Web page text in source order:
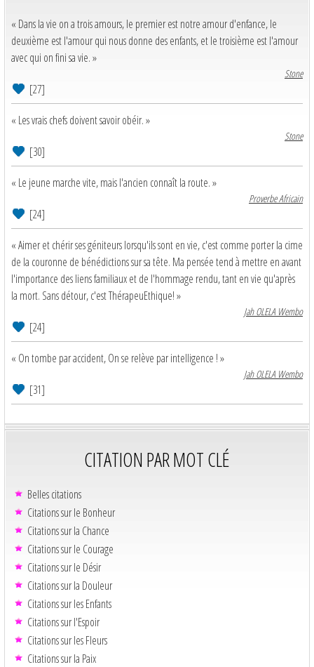
« Dans la vie on a trois amours, le premier est notre amour d'enfance, le
deuxième est l'amour qui nous donne des enfants, et le troisième est l'amour
avec qui on fini sa vie. »
Stone
[27]
« Les vrais chefs doivent savoir obéir. »
Stone
[30]
« Le jeune marche vite, mais l'ancien connaît la route. »
Proverbe Africain
[24]
« Aimer et chérir ses géniteurs lorsqu'ils sont en vie, c'est comme porter la cime
de la couronne de bénédictions sur sa tête. Ma pensée tend à mettre en avant
l'importance des liens familiaux et de l'hommage rendu, tant en vie qu'après
la mort. Sans détour, c'est ThérapeuEthique! »
Jah OLELA Wembo
[24]
« On tombe par accident, On se relève par intelligence ! »
Jah OLELA Wembo
[31]
CITATION PAR MOT CLÉ
Belles citations
Citations sur le Bonheur
Citations sur la Chance
Citations sur le Courage
Citations sur le Désir
Citations sur la Douleur
Citations sur les Enfants
Citations sur l'Espoir
Citations sur les Fleurs
Citations sur la Paix